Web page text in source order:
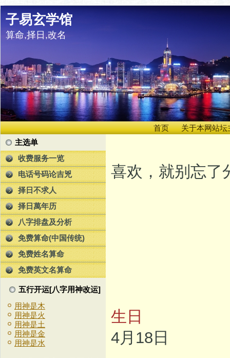
子易玄学馆
算命,择日,改名
首页
关于本网站坛
主选单
收费服务一览
电话号码论吉兇
择日不求人
择日萬年历
八字排盘及分析
免费算命(中国传统)
免费姓名算命
免费英文名算命
五行开运[八字用神改运]
用神是木
用神是火
用神是土
用神是金
用神是水
喜欢，就别忘了
生日
4月18日